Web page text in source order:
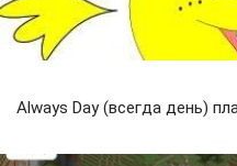
Always Day (всегда день)